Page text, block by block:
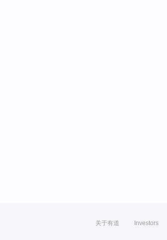
关于有道 Investors